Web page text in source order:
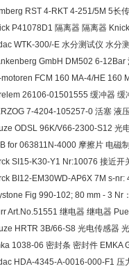
RST 4-RKT 4-251/5M 5长
P41078D1 隔离器 隔离器
WTK-300/-E 水分测试仪 水分
GmbH DM502 6-
motoren FCM 160 MA-4/HE 160
26106-01501555 缓冲器
7-4204-105257-0 活塞 液
ODSL 96K/V66-2300-S12 光
for 063811N-4000 摩擦片 电磁
SI15-K30-Y1 Nr:10076 接近
BI12-EM30WD-AP6X 7M s-
Fig 990-102; 80 mm - 3
Art.No.51551 继电器 继电器
HRTR 3B/66-S8 光电传感器
1038-06 密封条 密封件 EMKA
HDA-4345-A-0016-000-F1